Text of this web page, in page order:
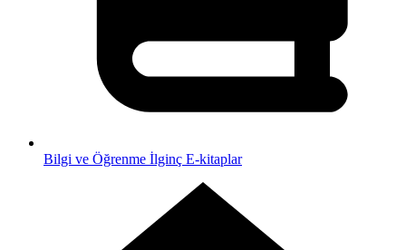
Bilgi ve Öğrenme İlginç E-kitaplar